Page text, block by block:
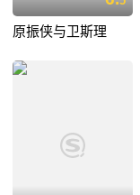
原振侠与卫斯理